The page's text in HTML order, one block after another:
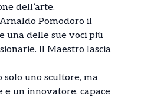
dell’arte.
Pomodoro il
una delle sue voci più
Il Maestro lascia
solo uno scultore, ma
un innovatore, capace